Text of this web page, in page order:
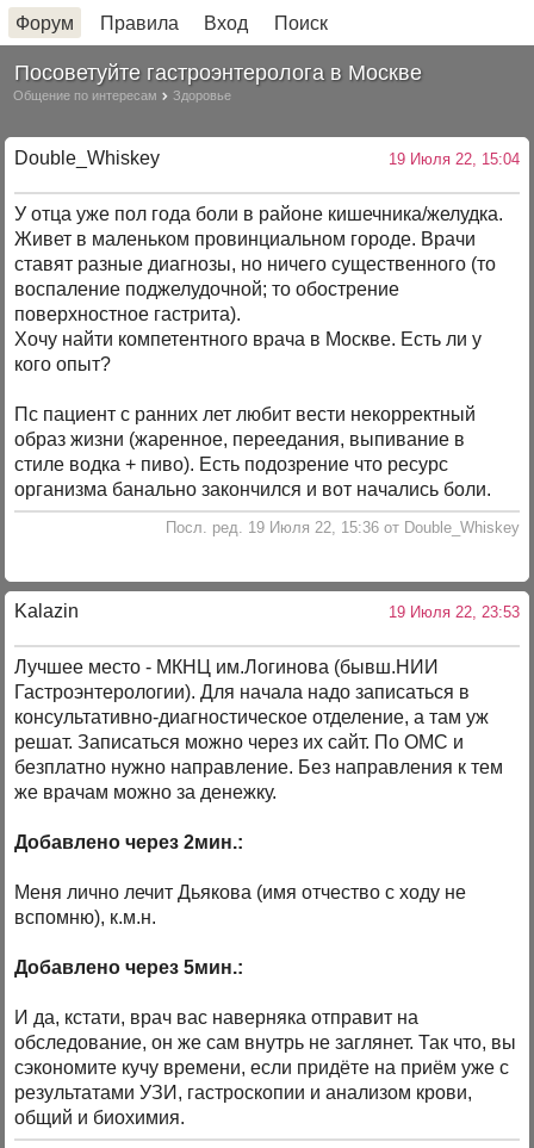
Форум Правила Вход Поиск
Посоветуйте гастроэнтеролога в Москве
Общение по интересам Здоровье
Double_Whiskey 19 Июля 22, 15:04
У отца уже пол года боли в районе кишечника/желудка.
Живет в маленьком провинциальном городе. Врачи
ставят разные диагнозы, но ничего существенного (то
воспаление поджелудочной; то обострение
поверхностное гастрита).
Хочу найти компетентного врача в Москве. Есть ли у
кого опыт?
Пс пациент с ранних лет любит вести некорректный
образ жизни (жаренное, переедания, выпивание в
стиле водка + пиво). Есть подозрение что ресурс
организма банально закончился и вот начались боли.
Посл. ред. 19 Июля 22, 15:36 от Double_Whiskey
Kalazin 19 Июля 22, 23:53
Лучшее место - МКНЦ им.Логинова (бывш.НИИ
Гастроэнтерологии). Для начала надо записаться в
консультативно-диагностическое отделение, а там уж
решат. Записаться можно через их сайт. По ОМС и
безплатно нужно направление. Без направления к тем
же врачам можно за денежку.
Добавлено через 2мин.:
Меня лично лечит Дьякова (имя отчество с ходу не
вспомню), к.м.н.
Добавлено через 5мин.:
И да, кстати, врач вас наверняка отправит на
обследование, он же сам внутрь не заглянет. Так что, вы
сэкономите кучу времени, если придёте на приём уже с
результатами УЗИ, гастроскопии и анализом крови,
общий и биохимия.